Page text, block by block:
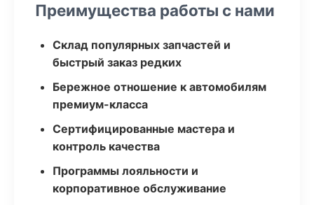
Преимущества работы с нами
Склад популярных запчастей и
быстрый заказ редких
Бережное отношение к автомобилям
премиум-класса
Сертифицированные мастера и
контроль качества
Программы лояльности и
корпоративное обслуживание